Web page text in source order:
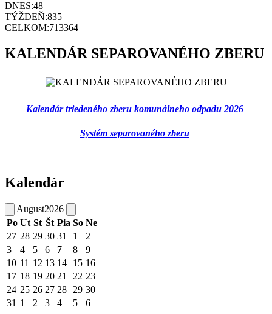
DNES:48
TÝŽDEŇ:835
CELKOM:713364
KALENDÁR SEPAROVANÉHO ZBERU
Kalendár triedeného zberu komunálneho odpadu 2026
Systém separovaného zberu
Kalendár
August2026
Po Ut St Št Pia So Ne
27 28 29 30 31 1
2
3
4 5 6 7 8
9
10 11 12 13 14 15 16
17 18 19 20 21 22 23
24 25 26 27 28 29 30
31 1 2 3 4 5 6